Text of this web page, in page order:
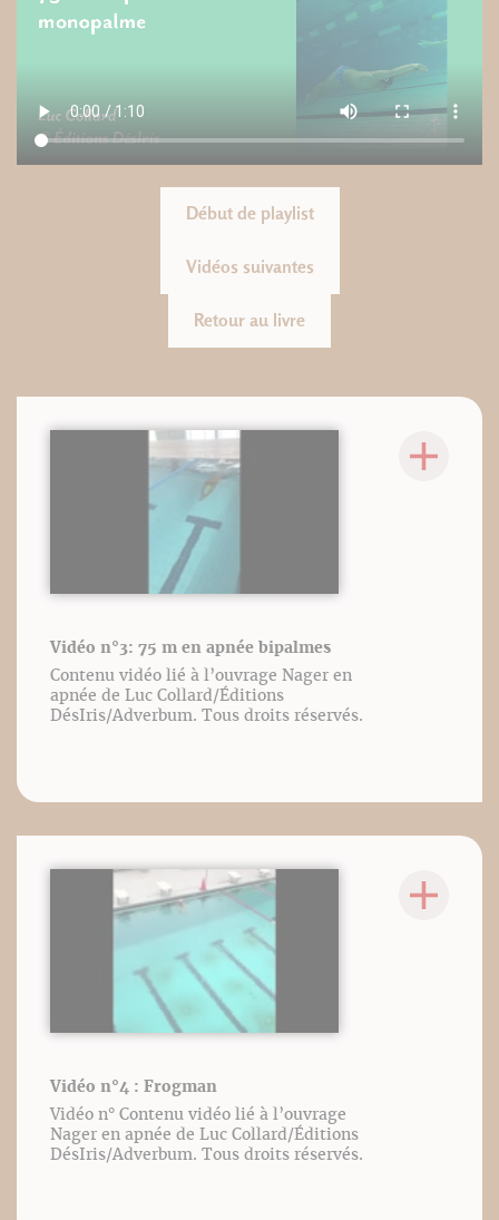
Début de playlist
Vidéos suivantes
Retour au livre
Vidéo n°3: 75 m en apnée bipalmes
Contenu vidéo lié à l’ouvrage Nager en
apnée de Luc Collard/Éditions
DésIris/Adverbum. Tous droits réservés.
Vidéo n°4 : Frogman
Vidéo n° Contenu vidéo lié à l’ouvrage
Nager en apnée de Luc Collard/Éditions
DésIris/Adverbum. Tous droits réservés.